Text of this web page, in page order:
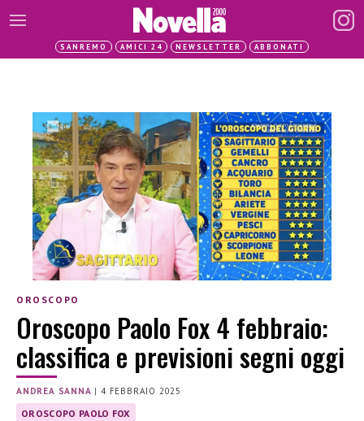
SANREMO AMICI 24 NEWSLETTER ABBONATI
OROSCOPO
Oroscopo Paolo Fox 4 febbraio:
classifica e previsioni segni oggi
ANDREA SANNA |4 FEBBRAIO 2025
OROSCOPO PAOLO FOX